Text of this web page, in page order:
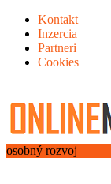
Kontakt
Inzercia
Partneri
Cookies
osobný rozvoj